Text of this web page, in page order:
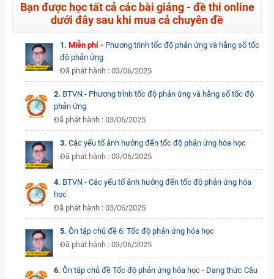
Bạn được học tất cả các bài giảng - đề thi online
dưới đây sau khi mua cả chuyên đề
1. Miễn phí - Phương trình tốc độ phản ứng và hằng số tốc
độ phản ứng
Đã phát hành : 03/06/2025
2. BTVN - Phương trình tốc độ phản ứng và hằng số tốc độ
phản ứng
Đã phát hành : 03/06/2025
3. Các yếu tố ảnh hưởng đến tốc độ phản ứng hóa học
Đã phát hành : 03/06/2025
4. BTVN - Các yếu tố ảnh hưởng đến tốc độ phản ứng hóa
học
Đã phát hành : 03/06/2025
5. Ôn tập chủ đề 6: Tốc độ phản ứng hóa học
Đã phát hành : 03/06/2025
6.Ôn tập chủ đề Tốc độ phản ứng hóa học - Dạng thức Câu